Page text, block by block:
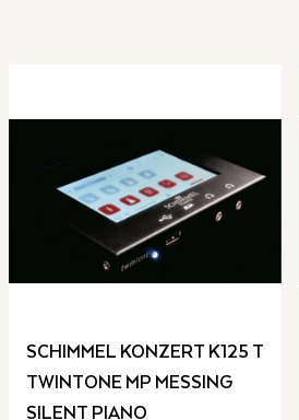
SCHIMMEL KONZERT K125 T
TWINTONE MP MESSING
SILENT PIANO